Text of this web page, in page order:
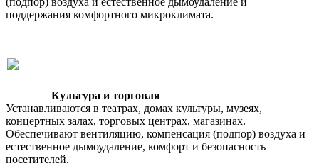
поддержания комфортного микроклимата.
Культура и торговля
Устанавливаются в театрах, домах культуры, музеях,
концертных залах, торговых центрах, магазинах.
Обеспечивают вентиляцию, компенсация (подпор) воздуха и
естественное дымоудаление, комфорт и безопасность
посетителей.